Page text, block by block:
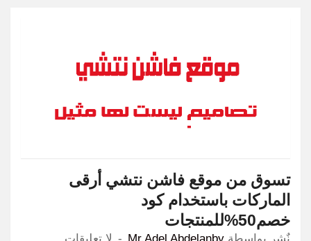
تسوق من موقع فاشن نتشي أرقى
الماركات باستخدام كود
خصم50%للمنتجات